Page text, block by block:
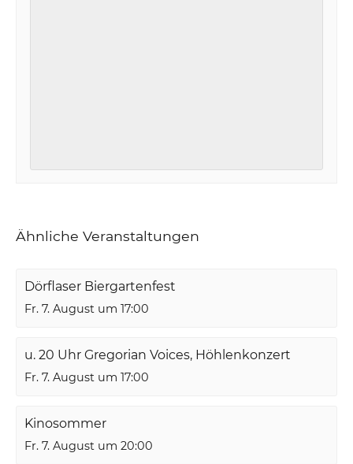
Ähnliche Veranstaltungen
Dörflaser Biergartenfest
Fr. 7. August um 17:00
u. 20 Uhr Gregorian Voices, Höhlenkonzert
Fr. 7. August um 17:00
Kinosommer
Fr. 7. August um 20:00